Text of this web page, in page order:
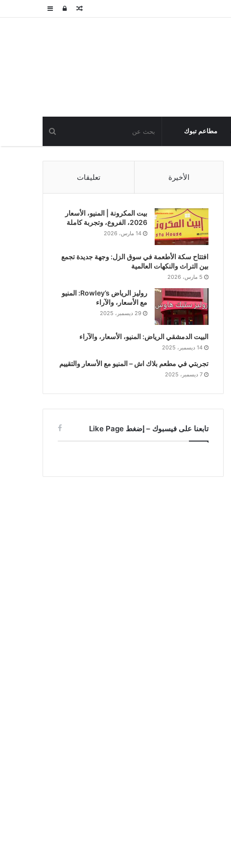
عمودتسجيلمقال
مطاعم تبوك
الأخيرة تعليقات
بيت المكرونة | المنيو، الأسعار
2026، الفروع، وتجربة كاملة
14 مارس، 2026
افتتاح سكة الأطعمة في سوق الزل: وجهة جديدة تجمع
بين التراث والنكهات العالمية
5 مارس، 2026
روليز الرياض Rowley’s: المنيو
مع الأسعار، والآراء
29 ديسمبر، 2025
البيت الدمشقي الرياض: المنيو، الأسعار، والآراء
14 ديسمبر، 2025
تجربتي في مطعم بلاك اش – المنيو مع الأسعار والتقييم
7 ديسمبر، 2025
تابعنا على فيسبوك – إضغط Like Page